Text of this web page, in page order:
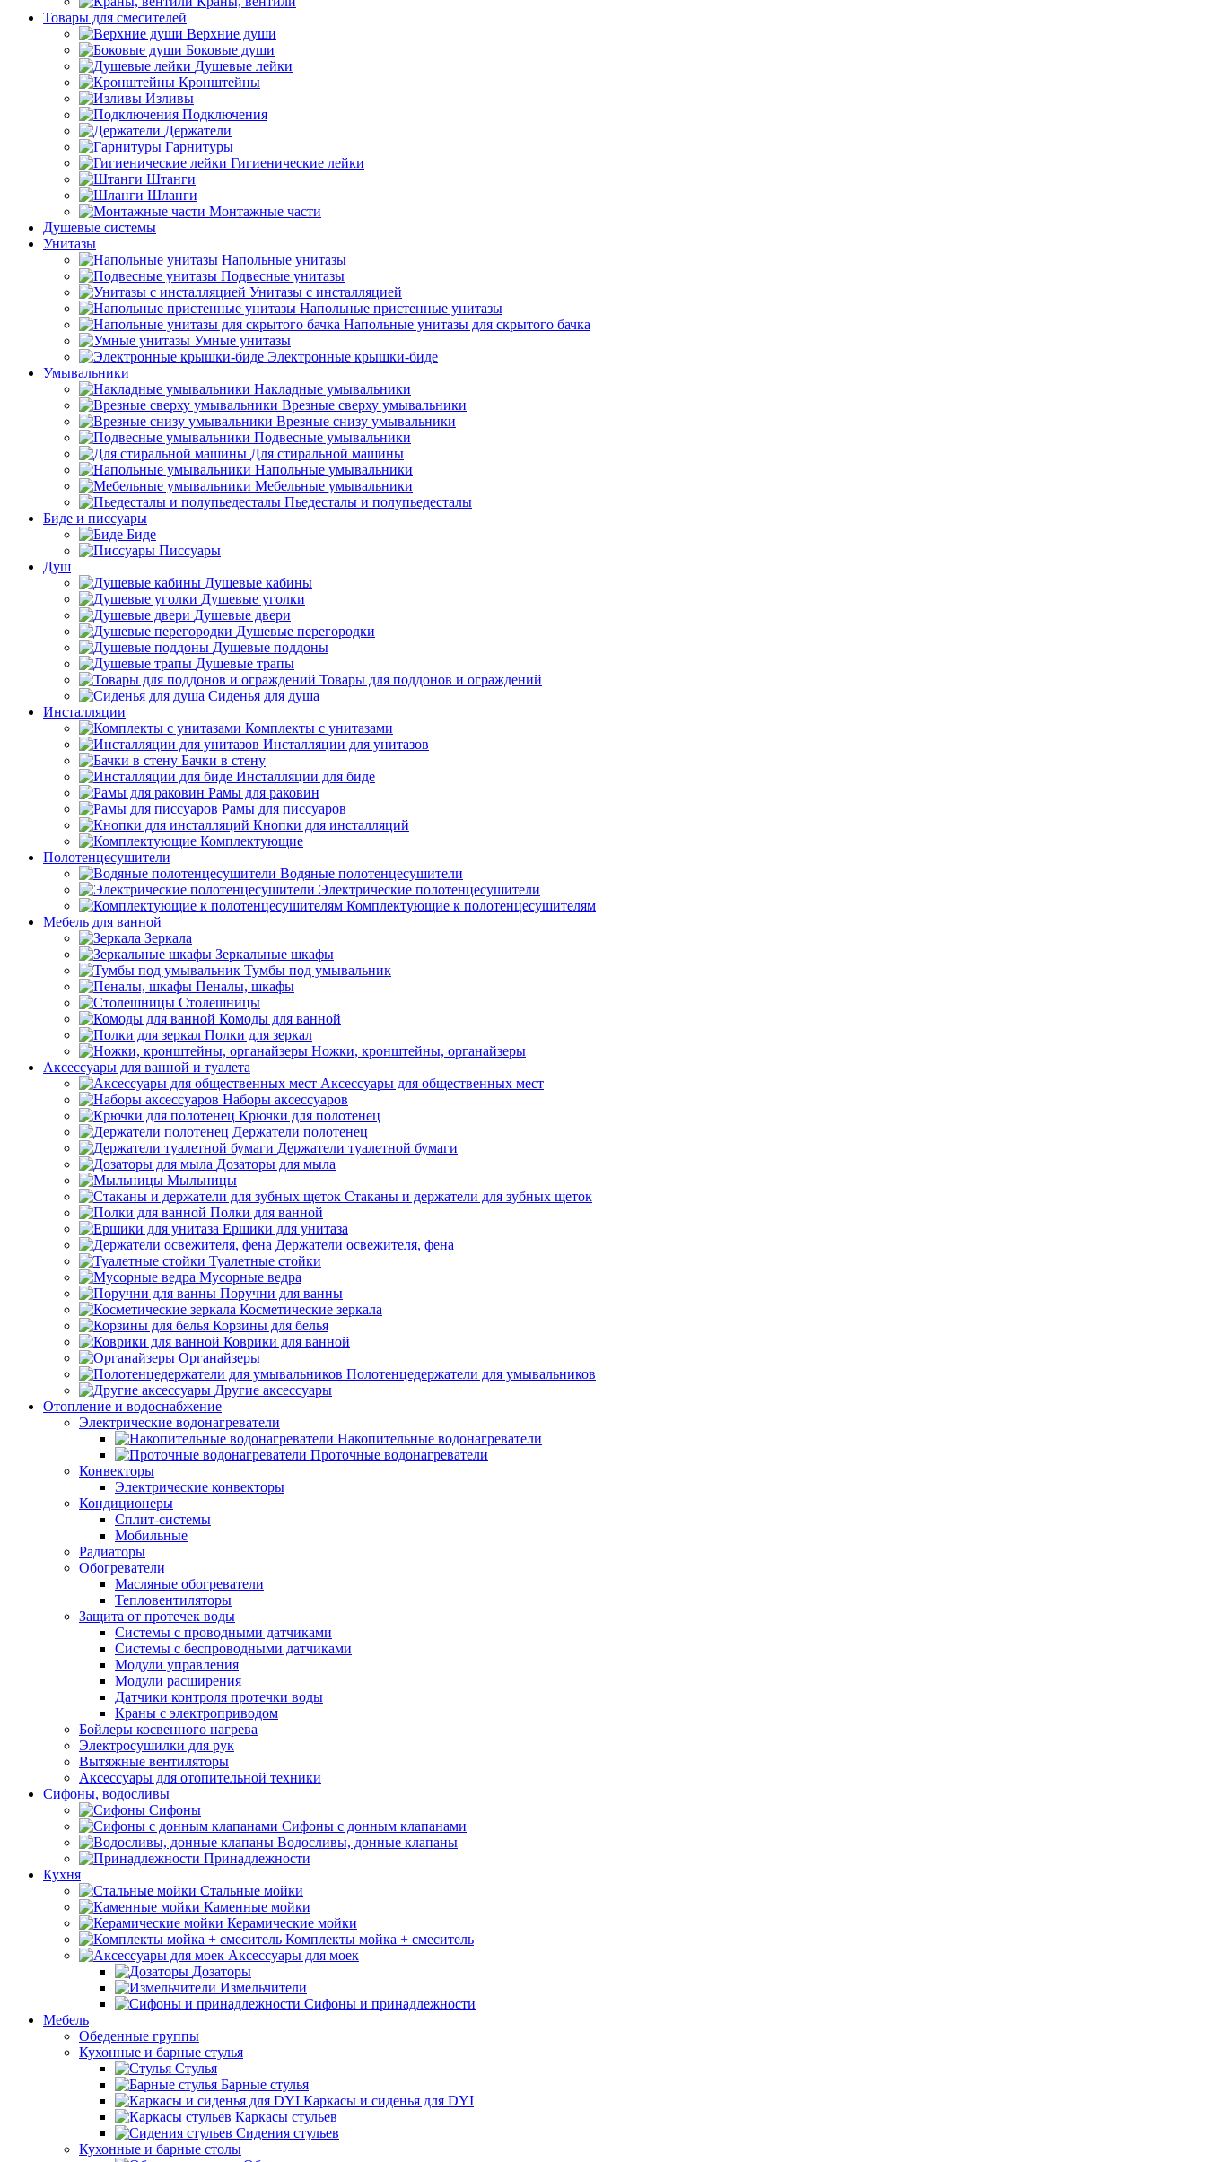
Товары для смесителей
Верхние души
Боковые души
Душевые лейки
Кронштейны
Изливы
Подключения
Держатели
Гарнитуры
Гигиенические лейки
Штанги
Шланги
Монтажные части
Душевые системы
Унитазы
Напольные унитазы
Подвесные унитазы
Унитазы с инсталляцией
Напольные пристенные унитазы
Напольные унитазы для скрытого бачка
Умные унитазы
Электронные крышки-биде
Умывальники
Накладные умывальники
Врезные сверху умывальники
Врезные снизу умывальники
Подвесные умывальники
Для стиральной машины
Напольные умывальники
Мебельные умывальники
Пьедесталы и полупьедесталы
Биде и писсуары
Биде
Писсуары
Душ
Душевые кабины
Душевые уголки
Душевые двери
Душевые перегородки
Душевые поддоны
Душевые трапы
Товары для поддонов и ограждений
Сиденья для душа
Инсталляции
Комплекты с унитазами
Инсталляции для унитазов
Бачки в стену
Инсталляции для биде
Рамы для раковин
Рамы для писсуаров
Кнопки для инсталляций
Комплектующие
Полотенцесушители
Водяные полотенцесушители
Электрические полотенцесушители
Комплектующие к полотенцесушителям
Мебель для ванной
Зеркала
Зеркальные шкафы
Тумбы под умывальник
Пеналы, шкафы
Столешницы
Комоды для ванной
Полки для зеркал
Ножки, кронштейны, органайзеры
Аксессуары для ванной и туалета
Аксессуары для общественных мест
Наборы аксессуаров
Крючки для полотенец
Держатели полотенец
Держатели туалетной бумаги
Дозаторы для мыла
Мыльницы
Стаканы и держатели для зубных щеток
Полки для ванной
Ершики для унитаза
Держатели освежителя, фена
Туалетные стойки
Мусорные ведра
Поручни для ванны
Косметические зеркала
Корзины для белья
Коврики для ванной
Органайзеры
Полотенцедержатели для умывальников
Другие аксессуары
Отопление и водоснабжение
Электрические водонагреватели
Накопительные водонагреватели
Проточные водонагреватели
Конвекторы
Электрические конвекторы
Кондиционеры
Сплит-системы
Мобильные
Радиаторы
Обогреватели
Масляные обогреватели
Тепловентиляторы
Защита от протечек воды
Системы с проводными датчиками
Системы с беспроводными датчиками
Модули управления
Модули расширения
Датчики контроля протечки воды
Краны с электроприводом
Бойлеры косвенного нагрева
Электросушилки для рук
Вытяжные вентиляторы
Аксессуары для отопительной техники
Сифоны, водосливы
Сифоны
Сифоны с донным клапанами
Водосливы, донные клапаны
Принадлежности
Кухня
Стальные мойки
Каменные мойки
Керамические мойки
Комплекты мойка + смеситель
Аксессуары для моек
Дозаторы
Измельчители
Сифоны и принадлежности
Мебель
Обеденные группы
Кухонные и барные стулья
Стулья
Барные стулья
Каркасы и сиденья для DYI
Каркасы стульев
Сидения стульев
Кухонные и барные столы